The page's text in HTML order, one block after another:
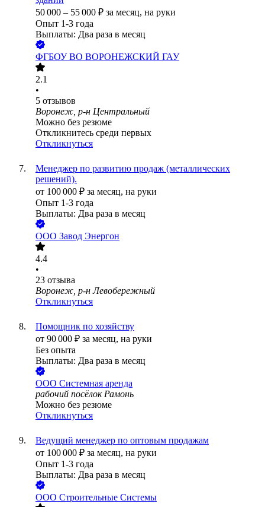
50 000 – 55 000 ₽ за месяц, на руки
Опыт 1-3 года
Выплаты: Два раза в месяц
ФГБОУ ВО ВОРОНЕЖСКИЙ ГАУ
2.1
•
5 отзывов
Воронеж, р-н Центральный
Можно без резюме
Откликнитесь среди первых
Откликнуться
Менеджер по развитию продаж (металлических
решений).
от 100 000 ₽ за месяц, на руки
Опыт 1-3 года
Выплаты: Два раза в месяц
ООО Завод Энергон
4.4
•
23 отзыва
Воронеж, р-н Левобережный
Откликнуться
Помощник по хозяйству
от 90 000 ₽ за месяц, на руки
Без опыта
Выплаты: Два раза в месяц
ООО Системная аренда
рабочий посёлок Рамонь
Можно без резюме
Откликнуться
Ведущий менеджер по оптовым продажам
от 100 000 ₽ за месяц, на руки
Опыт 1-3 года
Выплаты: Два раза в месяц
ООО Строительные Системы